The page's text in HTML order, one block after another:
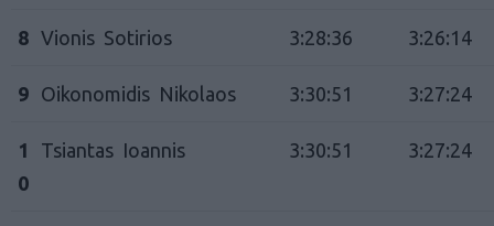
8 Vionis Sotirios 3:28:36 3:26:14
9 Oikonomidis Nikolaos 3:30:51 3:27:24
1
0
Tsiantas Ioannis 3:30:51 3:27:24